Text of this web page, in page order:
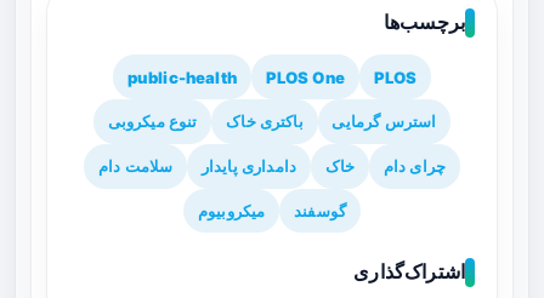
برچسب‌ها
PLOS
PLOS One
public-health
استرس گرمایی باکتری خاک تنوع میکروبی
چرای دام خاک دامداری پایدار سلامت دام
گوسفند میکروبیوم
اشتراک‌گذاری